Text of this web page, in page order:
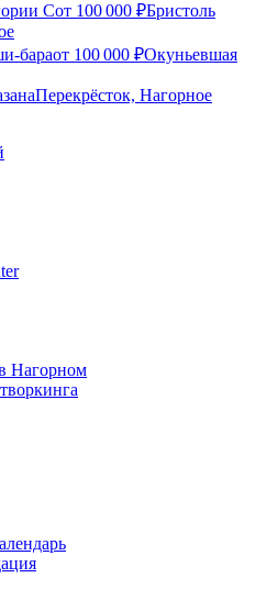
Сот 100 000 ₽Бристоль
бараот 100 000 ₽Окуньевшая
Перекрёсток, Нагорное
Нагорном